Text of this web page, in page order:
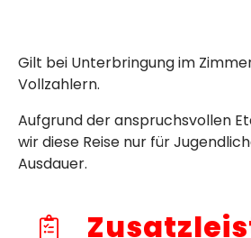
Gilt bei Unterbringung im
Vollzahlern.
Aufgrund der anspruchsvollen
wir diese Reise nur für
Ausdauer.